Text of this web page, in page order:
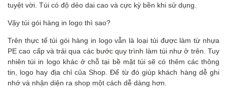
tuyệt vời. Túi có độ dẻo dai cao và cực kỳ bền khi sử dụng.
Vậy túi gói hàng in logo thì sao?
Trên thực tế túi gói hàng in logo vẫn là loại túi được làm từ nhựa
PE cao cấp và trải qua các bước quy trình làm túi như ở trên. Tuy
nhiên túi in logo khác ở chỗ tại bề mặt túi sẽ có thêm các thông
tin, logo hay địa chỉ của Shop. Để từ đó giúp khách hàng dễ ghi
nhớ và nhận diện ra shop một cách dễ dàng hơn.